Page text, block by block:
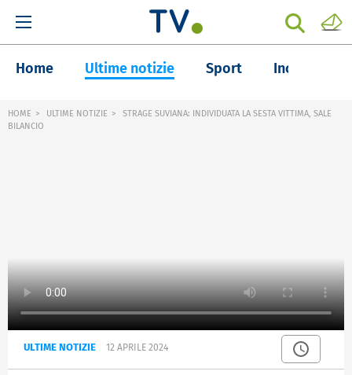
Home Ultime notizie Sport Inchieste
HOME ULTIME NOTIZIE
STRAGE SUVIANA: INDIVIDUATA LA SESTA VITTIMA, SALE
BILANCIO
ULTIME NOTIZIE 12 APRILE 2024